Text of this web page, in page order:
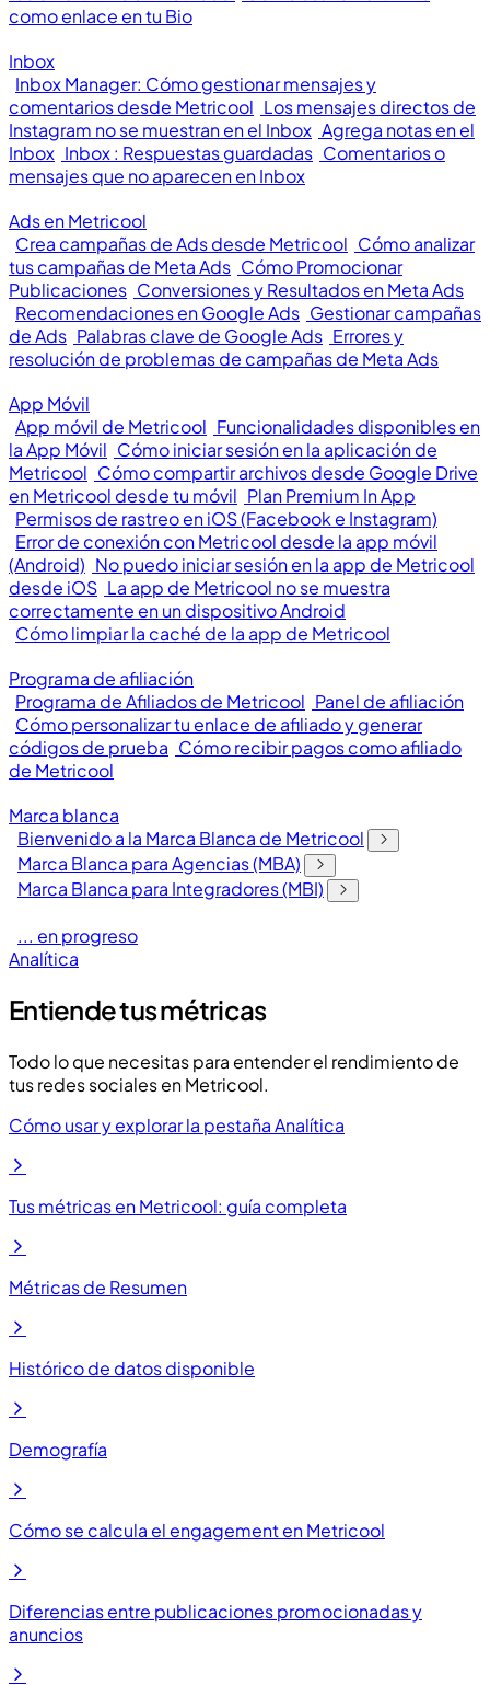
como enlace en tu Bio
Inbox
Inbox Manager: Cómo gestionar mensajes y
comentarios desde Metricool Los mensajes directos de
Instagram no se muestran en el Inbox Agrega notas en el
Inbox Inbox : Respuestas guardadas Comentarios o
mensajes que no aparecen en Inbox
Ads en Metricool
Crea campañas de Ads desde Metricool Cómo analizar
tus campañas de Meta Ads Cómo Promocionar
Publicaciones Conversiones y Resultados en Meta Ads
Recomendaciones en Google Ads Gestionar campañas
de Ads Palabras clave de Google Ads Errores y
resolución de problemas de campañas de Meta Ads
App Móvil
App móvil de Metricool Funcionalidades disponibles en
la App Móvil Cómo iniciar sesión en la aplicación de
Metricool Cómo compartir archivos desde Google Drive
en Metricool desde tu móvil Plan Premium In App
Permisos de rastreo en iOS (Facebook e Instagram)
Error de conexión con Metricool desde la app móvil
(Android) No puedo iniciar sesión en la app de Metricool
desde iOS La app de Metricool no se muestra
correctamente en un dispositivo Android
Cómo limpiar la caché de la app de Metricool
Programa de afiliación
Programa de Afiliados de Metricool Panel de afiliación
Cómo personalizar tu enlace de afiliado y generar
códigos de prueba Cómo recibir pagos como afiliado
de Metricool
Marca blanca
Bienvenido a la Marca Blanca de Metricool
Marca Blanca para Agencias (MBA)
Marca Blanca para Integradores (MBI)
... en progreso
Analítica
Entiende tus métricas
Todo lo que necesitas para entender el rendimiento de
tus redes sociales en Metricool.
Cómo usar y explorar la pestaña Analítica
Tus métricas en Metricool: guía completa
Métricas de Resumen
Histórico de datos disponible
Demografía
Cómo se calcula el engagement en Metricool
Diferencias entre publicaciones promocionadas y
anuncios